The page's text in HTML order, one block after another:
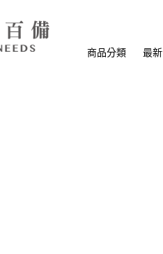
商品分類 最